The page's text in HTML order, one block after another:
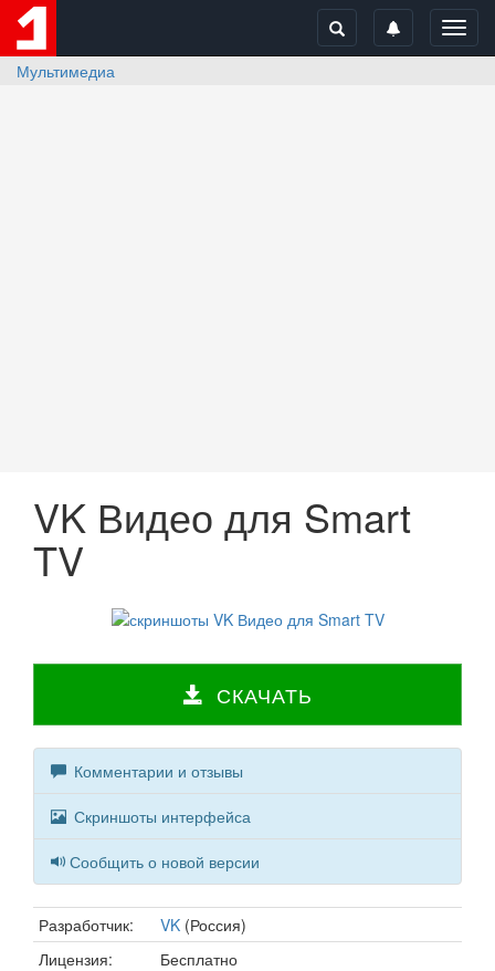
Мультимедиа
VK Видео для Smart
TV
СКАЧАТЬ
Комментарии и отзывы
Скриншоты интерфейса
Сообщить о новой версии
Разработчик: VK (Россия)
Лицензия:
Бесплатно